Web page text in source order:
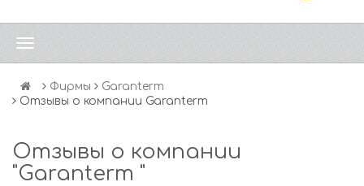
Фирмы
Garanterm
Отзывы о компании Garanterm
Отзывы о компании
"Garanterm "